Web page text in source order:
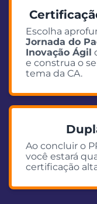
Escolha
Jornada do
Inovação Ágil
e construa o
tema da CA.
Ao concluir o
você estará
certificação